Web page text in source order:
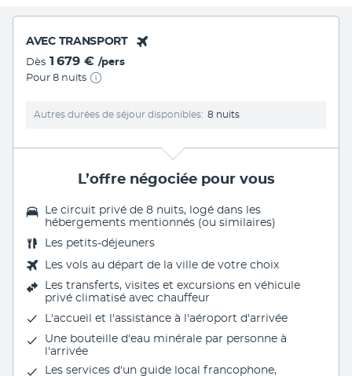
AVEC TRANSPORT
Dès 1 679 € /pers
Pour 8 nuits
Autres durées de séjour disponibles 8 nuits
L’offre négociée pour vous
Le circuit privé de 8 nuits, logé dans les
hébergements mentionnés (ou similaires)
Les petits-déjeuners
Les vols au départ de la ville de votre choix
Les transferts, visites et excursions en véhicule
privé climatisé avec chauffeur
L'accueil et l'assistance à l'aéroport d'arrivée
Une bouteille d'eau minérale par personne à
l'arrivée
Les services d'un guide local francophone,